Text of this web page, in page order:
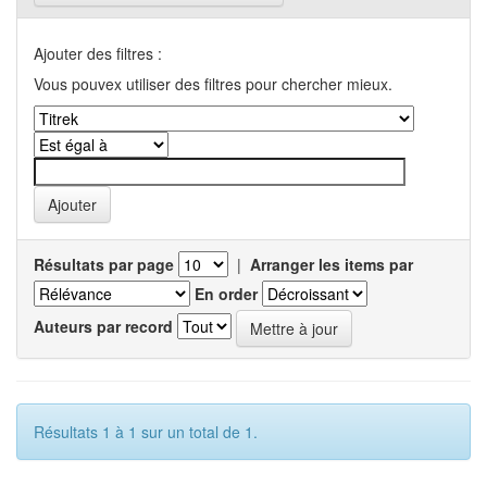
Ajouter des filtres :
Vous pouvex utiliser des filtres pour chercher mieux.
Résultats par page | Arranger les items par
En order
Auteurs par record
Résultats 1 à 1 sur un total de 1.